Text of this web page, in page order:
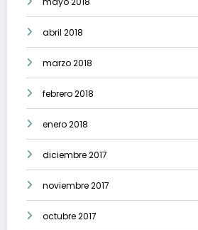
abril 2018
marzo 2018
febrero 2018
enero 2018
diciembre 2017
noviembre 2017
octubre 2017